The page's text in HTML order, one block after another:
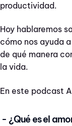
productividad.
Hoy hablaremos
cómo nos ayuda
de qué manera
la vida.
En este podcast
- ¿Qué es el